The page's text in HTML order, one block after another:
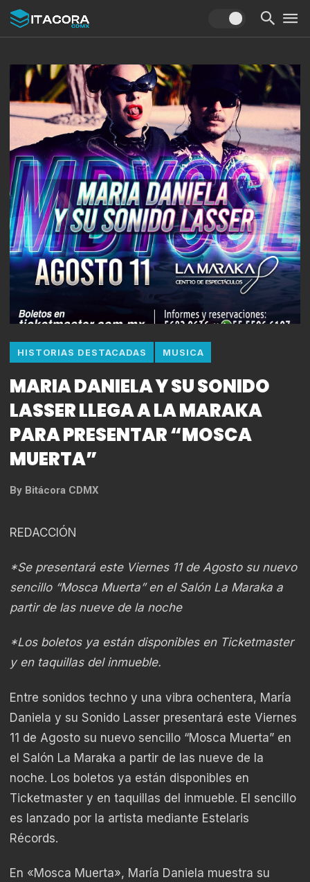
HISTORIAS DESTACADAS MUSICA
MARIA DANIELA Y SU SONIDO
LASSER LLEGA A LA MARAKA
PARA PRESENTAR “MOSCA
MUERTA”
By Bitácora CDMX
REDACCIÓN
*Se presentará este Viernes 11 de Agosto su nuevo
sencillo “Mosca Muerta” en el Salón La Maraka a
partir de las nueve de la noche
*Los boletos ya están disponibles en Ticketmaster
y en taquillas del inmueble.
Entre sonidos techno y una vibra ochentera, María
Daniela y su Sonido Lasser presentará este Viernes
11 de Agosto su nuevo sencillo “Mosca Muerta” en
el Salón La Maraka a partir de las nueve de la
noche. Los boletos ya están disponibles en
Ticketmaster y en taquillas del inmueble. El sencillo
es lanzado por la artista mediante Estelaris
Récords.
En «Mosca Muerta», María Daniela muestra su